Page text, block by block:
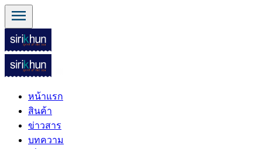
menu
หน้าแรก
สินค้า
ข่าวสาร
บทความ